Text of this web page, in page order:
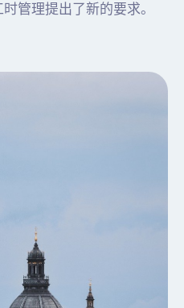
管理提出了新的要求。